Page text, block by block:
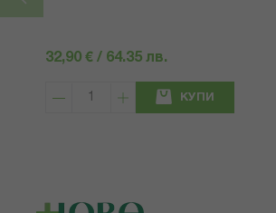
32,90 € / 64.35 лв.
КУПИ